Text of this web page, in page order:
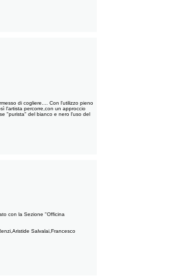
di cogliere.... Con l'utilizzo pieno
l'artista percorre,con un approccio
"purista" del bianco e nero l'uso del
con la Sezione "Officina
Salvalai,Francesco